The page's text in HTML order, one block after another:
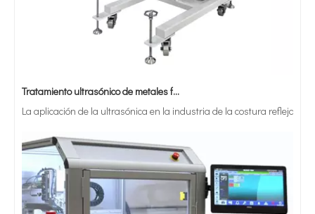
Máquina de extracción ultrasónica del sonicador del homogeneizador ultrasónico industrial 3000W con el tenedor
La aplicación de la ultrasónica en la industria de la costura refleja